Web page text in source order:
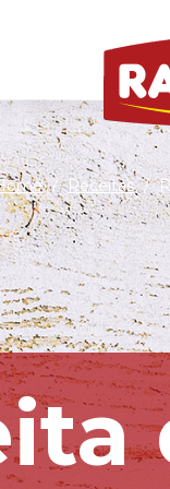
/ Receitas /